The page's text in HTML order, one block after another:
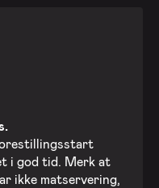
i god tid. Merk at
ikke matservering,